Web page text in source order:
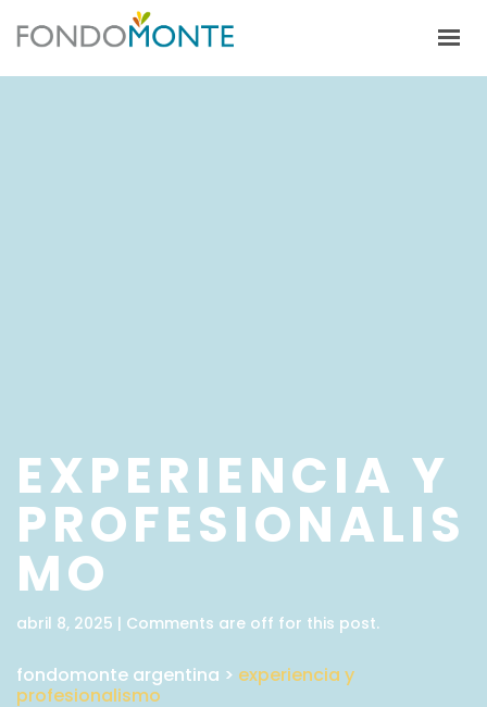
EXPERIENCIA Y
PROFESIONALIS
MO
abril 8, 2025 | Comments are off for this post.
fondomonte argentina > experiencia y
profesionalismo